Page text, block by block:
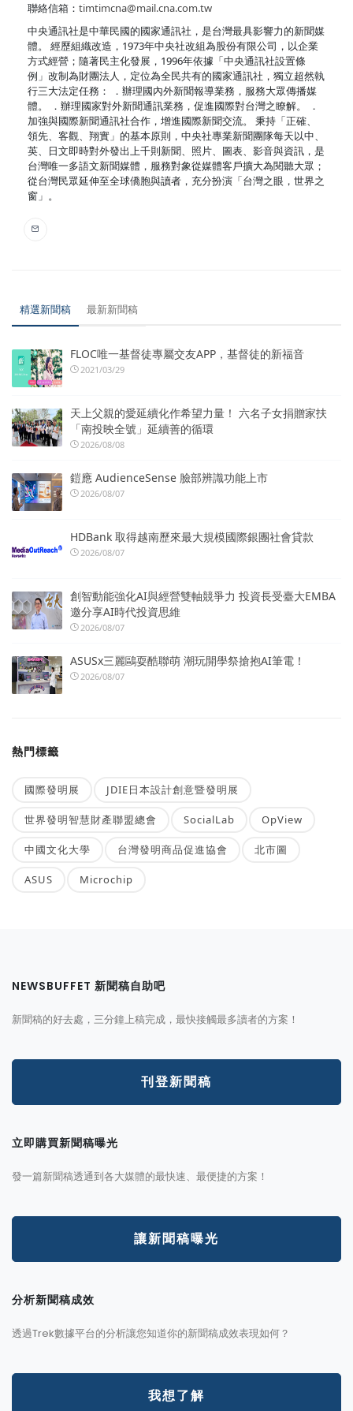
聯絡信箱： timtimcna@mail.cna.com.tw
中央通訊社是中華民國的國家通訊社，是台灣最具影響力的新聞媒
體。 經歷組織改造，1973年中央社改組為股份有限公司，以企業
方式經營；隨著民主化發展，1996年依據「中央通訊社設置條
例」改制為財團法人，定位為全民共有的國家通訊社，獨立超然執
行三大法定任務： ．辦理國內外新聞報導業務，服務大眾傳播媒
體。 ．辦理國家對外新聞通訊業務，促進國際對台灣之瞭解。 ．
加強與國際新聞通訊社合作，增進國際新聞交流。 秉持「正確、
領先、客觀、翔實」的基本原則，中央社專業新聞團隊每天以中、
英、日文即時對外發出上千則新聞、照片、圖表、影音與資訊，是
台灣唯一多語文新聞媒體，服務對象從媒體客戶擴大為閱聽大眾；
從台灣民眾延伸至全球僑胞與讀者，充分扮演「台灣之眼，世界之
窗」。
精選新聞稿 最新新聞稿
FLOC唯一基督徒專屬交友APP，基督徒的新福音
2021/03/29
天上父親的愛延續化作希望力量！ 六名子女捐贈家扶
「南投映全號」延續善的循環
2026/08/08
鎧應 AudienceSense 臉部辨識功能上市
2026/08/07
HDBank 取得越南歷來最大規模國際銀團社會貸款
2026/08/07
創智動能強化AI與經營雙軸競爭力 投資長受臺大EMBA
邀分享AI時代投資思維
2026/08/07
ASUSx三麗鷗耍酷聯萌 潮玩開學祭搶抱AI筆電！
2026/08/07
熱門標籤
國際發明展 JDIE日本設計創意暨發明展
世界發明智慧財產聯盟總會 SocialLab OpView
中國文化大學 台灣發明商品促進協會 北市圖
ASUS Microchip
NEWSBUFFET 新聞稿自助吧
新聞稿的好去處，三分鐘上稿完成，最快接觸最多讀者的方案！
刊登新聞稿
立即購買新聞稿曝光
發一篇新聞稿透通到各大媒體的最快速、最便捷的方案！
讓新聞稿曝光
分析新聞稿成效
透過Trek數據平台的分析讓您知道你的新聞稿成效表現如何？
我想了解